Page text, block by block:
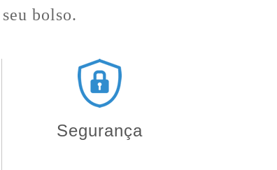
bolso.
Segurança